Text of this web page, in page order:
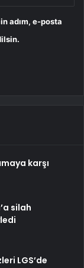
adım, e-posta
karşı
silah
LGS’de